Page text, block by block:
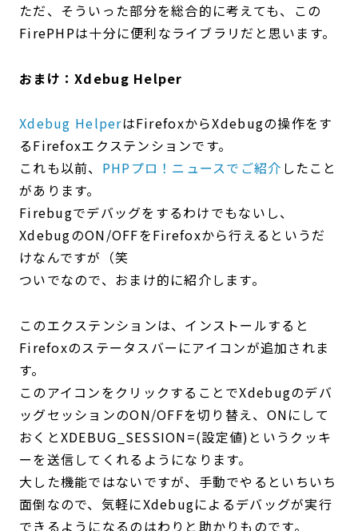
ただ、そういった部分を総合的に考えても、この
FirePHPは十分に便利なライブラリだと思います。
おまけ：Xdebug Helper
Xdebug HelperはFirefoxからXdebugの操作をす
るFirefoxエクステンションです。
これも以前、 PHPプロ！ニュースでご紹介 したこと
があります。
Firebugでデバッグをするわけでもないし、
XdebugのON/OFFをFirefoxから行えるというだ
けなんですが（笑
ついでなので、おまけ的に紹介します。
このエクステンションは、インストールすると
Firefoxのステータスバーにアイコンが追加されま
す。
このアイコンをクリックすることでXdebugのデバ
ッグセッションのON/OFFを切り替え、ONにして
おくとXDEBUG_SESSION=(設定値)というクッキ
ーを送信してくれるようになります。
大した機能ではないですが、手動でやるといちいち
面倒なので、気軽にXdebugによるデバッグが実行
できるようになるのはわりと助かりものです。